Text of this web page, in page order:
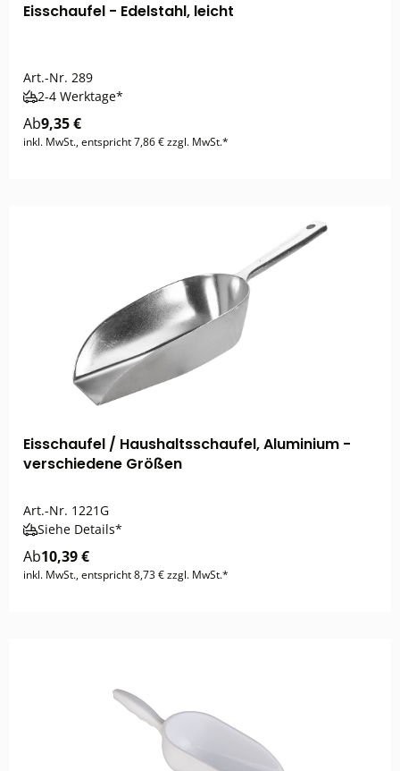
Eisschaufel - Edelstahl, leicht
Art.-Nr. 289
2-4 Werktage*
Ab9,35 €
inkl. MwSt., entspricht 7,86 € zzgl. MwSt.*
Eisschaufel / Haushaltsschaufel, Aluminium -
verschiedene Größen
Art.-Nr. 1221G
Siehe Details*
Ab10,39 €
inkl. MwSt., entspricht 8,73 € zzgl. MwSt.*